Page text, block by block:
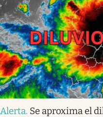
Alerta. Se aproxima el